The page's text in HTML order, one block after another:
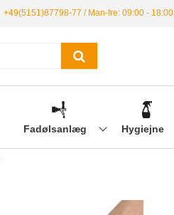
+49(5151)87798-77 / Man-fre: 09:00 - 18:00
Fadølsanlæg Hygiejne